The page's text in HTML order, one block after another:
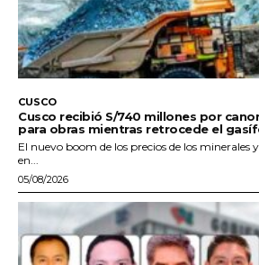
CUSCO
Cusco recibió S/740 millones por
para obras mientras retrocede el
El nuevo boom de los precios de los minerales
en...
05/08/2026